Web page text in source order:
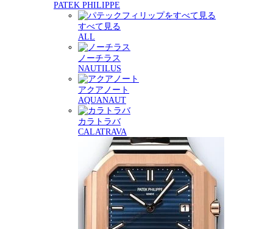
PATEK PHILIPPE
すべて見る
ALL
ノーチラス
NAUTILUS
アクアノート
AQUANAUT
カラトラバ
CALATRAVA